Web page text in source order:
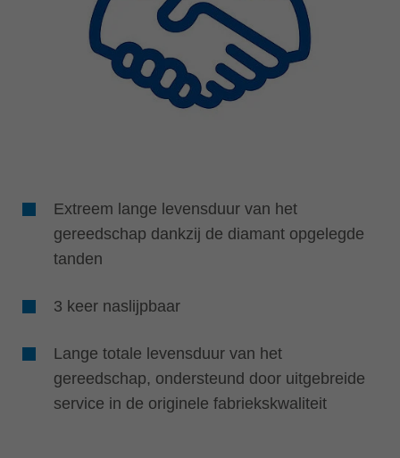
Extreem lange levensduur van het
gereedschap dankzij de diamant opgelegde
tanden
3 keer naslijpbaar
Lange totale levensduur van het
gereedschap, ondersteund door uitgebreide
service in de originele fabriekskwaliteit